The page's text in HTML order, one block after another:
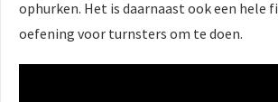
ophurken. Het is daarnaast ook een hele
oefening voor turnsters om te doen.